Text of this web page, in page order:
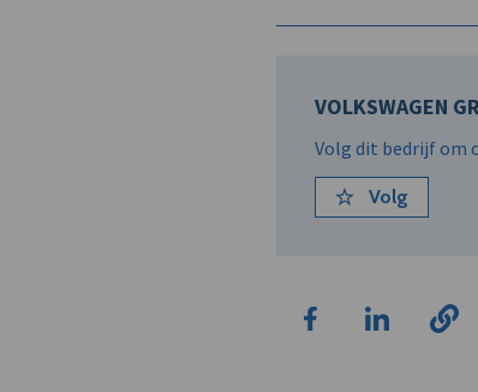
VOLKSWAGEN
Volg dit bedrijf om
Volg